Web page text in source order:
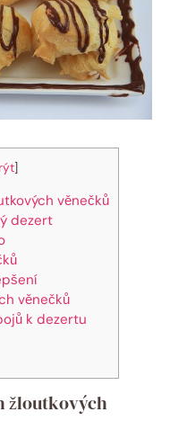
]
věnečků
dezert
věnečků
k dezertu
žloutkových